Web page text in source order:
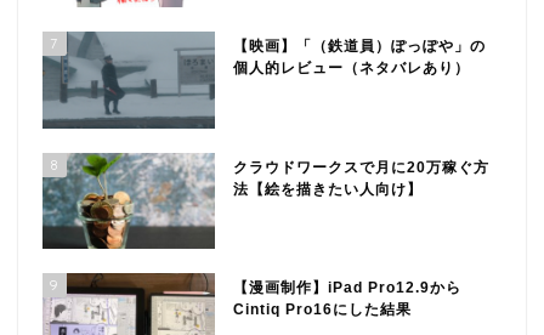
7
【映画】「（鉄道員）ぽっぽや」の
個人的レビュー（ネタバレあり）
8
クラウドワークスで月に20万稼ぐ方
法【絵を描きたい人向け】
9
【漫画制作】iPad Pro12.9から
Cintiq Pro16にした結果